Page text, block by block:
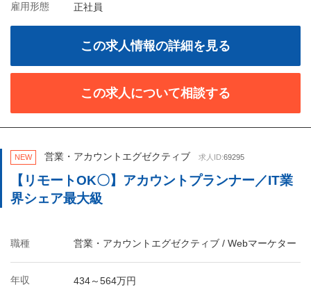
雇用形態 正社員
この求人情報の詳細を見る
この求人について相談する
NEW 営業・アカウントエグゼクティブ 求人ID:69295
【リモートOK〇】アカウントプランナー／IT業
界シェア最大級
職種 営業・アカウントエグゼクティブ / Webマーケター
年収 434～564万円